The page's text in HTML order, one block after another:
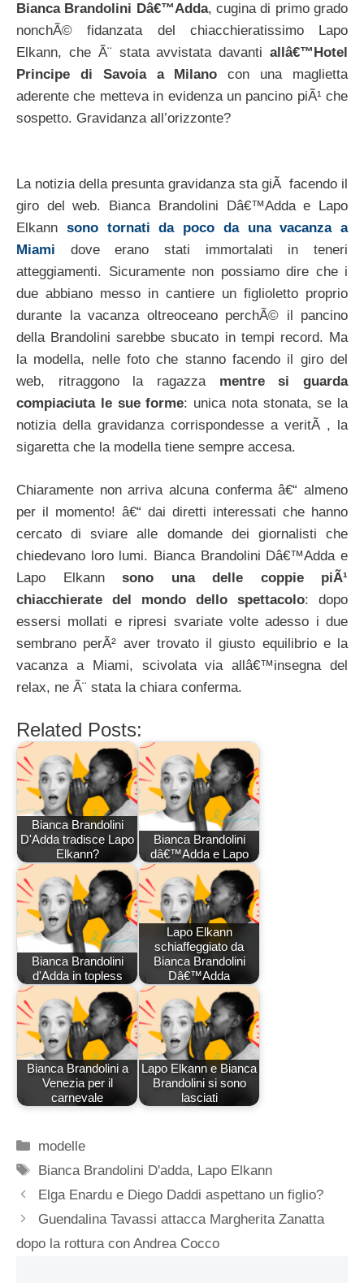
Bianca Brandolini Dâ€™Adda, cugina di primo grado
nonchÃ© fidanzata del chiacchieratissimo Lapo
Elkann, che Ã¨ stata avvistata davanti allâ€™Hotel
Principe di Savoia a Milano con una maglietta
aderente che metteva in evidenza un pancino piÃ¹ che
sospetto. Gravidanza all’orizzonte?
La notizia della presunta gravidanza sta giÃ facendo il
giro del web. Bianca Brandolini Dâ€™Adda e Lapo
Elkann sono tornati da poco da una vacanza a
Miami dove erano stati immortalati in teneri
atteggiamenti. Sicuramente non possiamo dire che i
due abbiano messo in cantiere un figlioletto proprio
durante la vacanza oltreoceano perchÃ© il pancino
della Brandolini sarebbe sbucato in tempi record. Ma
la modella, nelle foto che stanno facendo il giro del
web, ritraggono la ragazza mentre si guarda
compiaciuta le sue forme: unica nota stonata, se la
notizia della gravidanza corrispondesse a veritÃ , la
sigaretta che la modella tiene sempre accesa.
Chiaramente non arriva alcuna conferma â€“ almeno
per il momento! â€“ dai diretti interessati che hanno
cercato di sviare alle domande dei giornalisti che
chiedevano loro lumi. Bianca Brandolini Dâ€™Adda e
Lapo Elkann sono una delle coppie piÃ¹
chiacchierate del mondo dello spettacolo: dopo
essersi mollati e ripresi svariate volte adesso i due
sembrano perÃ² aver trovato il giusto equilibrio e la
vacanza a Miami, scivolata via allâ€™insegna del
relax, ne Ã¨ stata la chiara conferma.
Related Posts:
Bianca Brandolini
D'Adda tradisce Lapo
Elkann?
Bianca Brandolini
dâ€™Adda e Lapo
Bianca Brandolini
d'Adda in topless
Lapo Elkann
schiaffeggiato da
Bianca Brandolini
Dâ€™Adda
Bianca Brandolini a
Venezia per il
carnevale
Lapo Elkann e Bianca
Brandolini si sono
lasciati
Categorie
modelle
Tag
Bianca Brandolini D'adda, Lapo Elkann
Elga Enardu e Diego Daddi aspettano un figlio?
Guendalina Tavassi attacca Margherita Zanatta
dopo la rottura con Andrea Cocco